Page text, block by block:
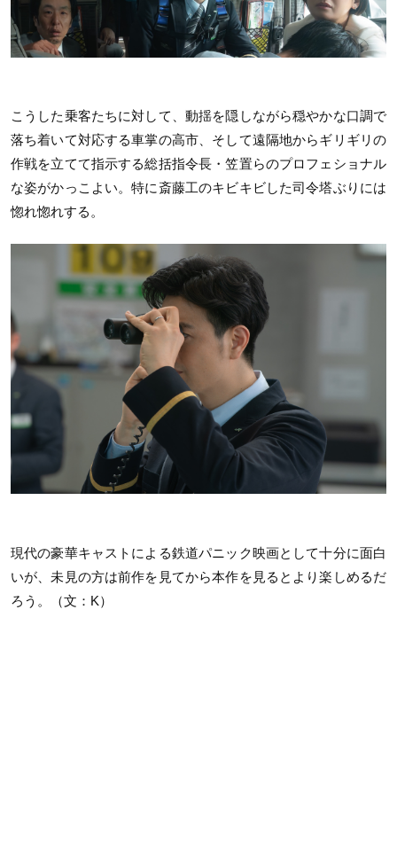
こうした乗客たちに対して、動揺を隠しながら穏やかな口調で
落ち着いて対応する車掌の高市、そして遠隔地からギリギリの
作戦を立てて指示する総括指令長・笠置らのプロフェショナル
な姿がかっこよい。特に斎藤工のキビキビした司令塔ぶりには
惚れ惚れする。
現代の豪華キャストによる鉄道パニック映画として十分に面白
いが、未見の方は前作を見てから本作を見るとより楽しめるだ
ろう。（文：K）